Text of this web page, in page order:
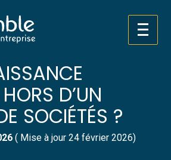
activité
humaines
documents
: UNE
D’UN
SOCIÉTÉS ?
( Mise à jour 24 février 2026)